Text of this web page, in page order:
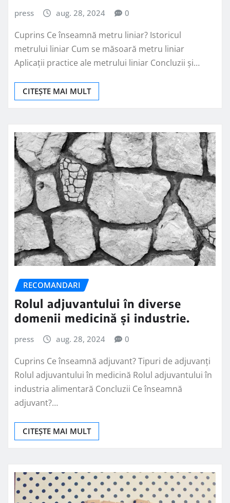
press aug. 28, 2024 0
Cuprins Ce înseamnă metru liniar? Istoricul
metrului liniar Cum se măsoară metru liniar
Aplicații practice ale metrului liniar Concluzii și…
CITEȘTE MAI MULT
RECOMANDARI
Rolul adjuvantului în diverse
domenii medicină și industrie.
press aug. 28, 2024 0
Cuprins Ce înseamnă adjuvant? Tipuri de adjuvanți
Rolul adjuvantului în medicină Rolul adjuvantului în
industria alimentară Concluzii Ce înseamnă
adjuvant?…
CITEȘTE MAI MULT